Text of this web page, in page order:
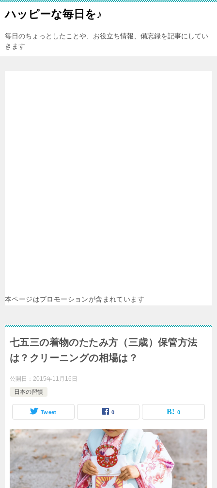
ハッピーな毎日を♪
毎日のちょっとしたことや、お役立ち情報、備忘録を記事にしてい
きます
本ページはプロモーションが含まれています
七五三の着物のたたみ方（三歳）保管方法
は？クリーニングの相場は？
公開日： 2015年11月16日
日本の習慣
Tweet 0 0